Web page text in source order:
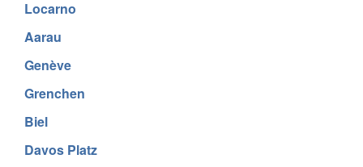
Locarno
Aarau
Genève
Grenchen
Biel
Davos Platz